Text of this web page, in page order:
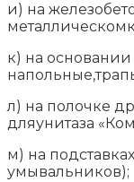
и) на
к) на
л) на полочке
дляунитаза
м) на
умывальников);